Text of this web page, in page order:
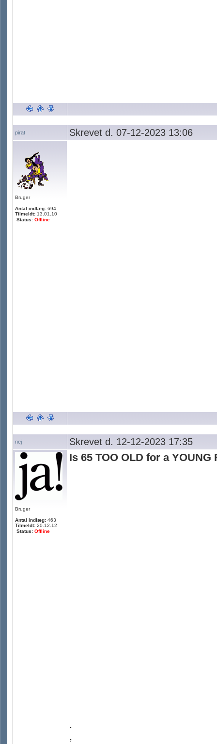
pirat Skrevet d. 07-12-2023 13:06
Bruger
Antal indlæg: 694
Tilmeldt: 13.01.10
Status: Offline
nej Skrevet d. 12-12-2023 17:35
Bruger
Antal indlæg: 463
Tilmeldt: 20.12.12
Status: Offline
Is 65 TOO OLD for a
.
,